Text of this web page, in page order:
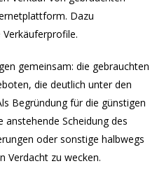
Dazu
gemeinsam: die gebrauchten
die deutlich unter den
Begründung für die günstigen
anstehende Scheidung des
oder sonstige halbwegs
Verdacht zu wecken.